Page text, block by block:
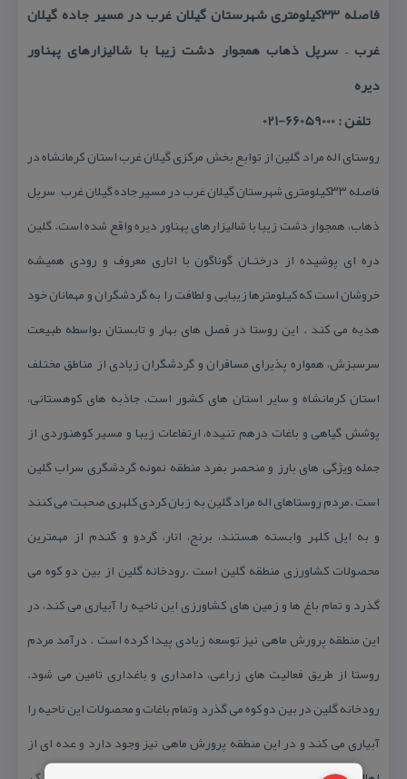
فاصله ۳۳كیلومتری شهرستان گیلان غرب در مسیر جاده گیلان
غرب – سرپل ذهاب همجوار دشت زیبا با شالیزارهای پهناور
دیره
تلفن : 66059000-021
روستای اله مراد گلین از توابع بخش مركزی گیلان غرب استان كرمانشاه در
فاصله ۳۳كیلومتری شهرستان گیلان غرب در مسیر جاده گیلان غرب – سرپل
ذهاب، همجوار دشت زیبا با شالیزارهای پهناور دیره واقع شده است. گلین
دره ای پوشیده از درختـان گوناگون با اناری معروف و رودی همیشه
خروشان است كه كیلومترها زیبایی و لطافت را به گردشگران و مهمانان خود
هدیه می كند . این روستا در فصل های بهار و تابستان بواسطه طبیعت
سرسبزش، همواره پذیرای مسافران و گردشگران زیادی از مناطق مختلف
استان كرمانشاه و سایر استان های كشور است. جاذبه های كوهستانی،
پوشش گیاهی و باغات درهم تنیده، ارتفاعات زیبا و مسیر كوهنوردی از
جمله ویژگی های بارز و منحصر بفرد منطقه نمونه گردشگری سراب گلین
است .مردم روستاهای اله مراد گلین به زبان كردی كلهری صحبت می كنند
و به ایل كلهر وابسته هستند، برنج، انار، گردو و گندم از مهمترین
محصولات كشاورزی منطقه گلین است .رودخانه گلین از بین دو كوه می
گذرد و تمام باغ ها و زمین های كشاورزی این ناحیه را آبیاری می كند، در
این منطقه پرورش ماهی نیز توسعه زیادی پیدا كرده است . درآمد مردم
روستا از طریق فعالیت های زراعی، دامداری و باغداری تامین می شود.
رودخانه گلین در بین دو كوه می گذرد وتمام باغات و محصولات این ناحیه را
آبیاری می كند و در این منطقه پرورش ماهی نیز وجود دارد و عده ای از